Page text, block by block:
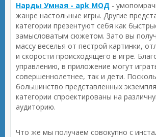
Нарды Умная - apk МОД -
жанре настольные игры. Другие
категории презентуют себя как
замысловатым сюжетом. Зато вы
массу веселья от пестрой картинки,
и скорости происходящего в игре.
управлению, в приложение могут
совершеннолетнее, так и дети.
большинство представленных
категории спроектированы на
аудиторию.
Что же мы получаем совокупно с